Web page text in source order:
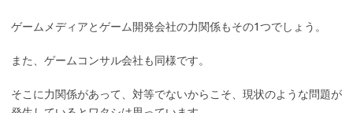
ゲームメディアとゲーム開発会社の力関係もその1つでしょう。
また、ゲームコンサル会社も同様です。
そこに力関係があって、対等でないからこそ、現状のような問題が